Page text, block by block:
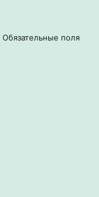
Обязательные поля